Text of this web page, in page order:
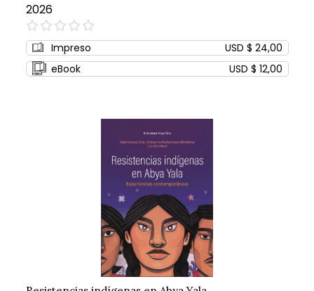
2026
0%
Impreso
USD $ 24,00
eBook
USD $ 12,00